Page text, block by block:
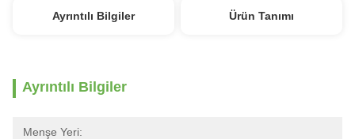
Ayrıntılı Bilgiler Ürün Tanımı
Ayrıntılı Bilgiler
Menşe Yeri: